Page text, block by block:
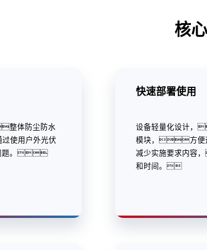
核
整体防尘防水
使用户外光伏
问题。
快速部署使用
设备轻量化设计，
模块，方便
减少实施要求内容
和时间。